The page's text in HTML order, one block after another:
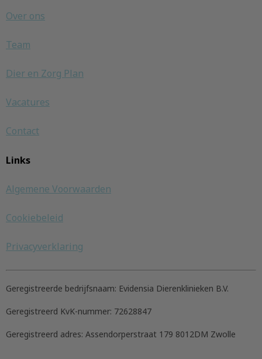
Over ons
Team
Dier en Zorg Plan
Vacatures
Contact
Links
Algemene Voorwaarden
Cookiebeleid
Privacyverklaring
Geregistreerde bedrijfsnaam: Evidensia Dierenklinieken B.V.
Geregistreerd KvK-nummer: 72628847
Geregistreerd adres: Assendorperstraat 179 8012DM Zwolle